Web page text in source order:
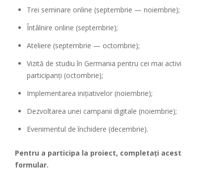
Trei seminare online (septembrie — noiembrie);
Întâlnire online (septembrie);
Ateliere (septembrie — octombrie);
Vizită de studiu în Germania pentru cei mai activi
participanți (octombrie);
Implementarea inițiativelor (noiembrie);
Dezvoltarea unei campanii digitale (noiembrie);
Evenimentul de închidere (decembrie).
Pentru a participa la proiect, completați acest
formular.